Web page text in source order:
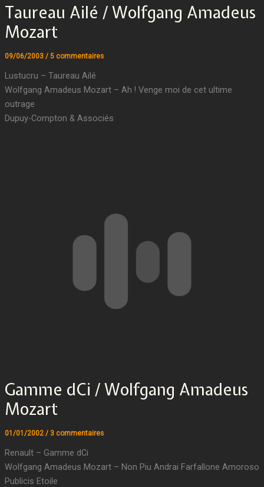
Taureau Ailé / Wolfgang Amadeus
Mozart
09/06/2003 / 5 commentaires
Lustucru – Taureau Ailé
Wolfgang Amadeus Mozart – Ah ! Venge moi de cet ultime
outrage
Dupuy-Compton & Associés
Gamme dCi / Wolfgang Amadeus
Mozart
01/01/2002 / 3 commentaires
Renault – Gamme dCi
Wolfgang Amadeus Mozart – Non Piu Andrai Farfallone Amoroso
Publicis Etoile